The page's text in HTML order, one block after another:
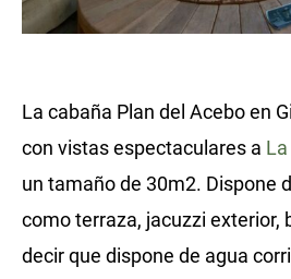
La cabaña Plan del Acebo en
con vistas espectaculares a
un tamaño de 30m2. Dispone
como terraza, jacuzzi exterior,
decir que dispone de agua